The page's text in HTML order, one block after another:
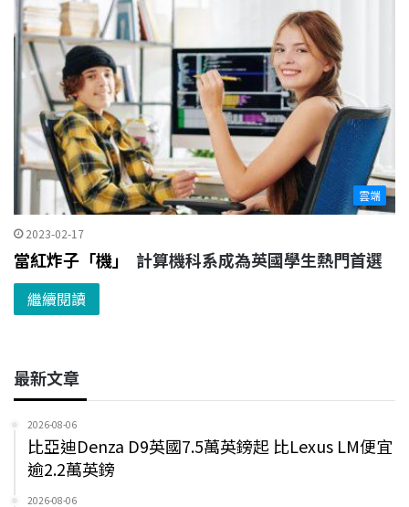
雲端
2023-02-17
當紅炸子「機」 計算機科系成為英國學生熱門首選
繼續閱讀
最新文章
2026-08-06
比亞迪Denza D9英國7.5萬英鎊起 比Lexus LM便宜
逾2.2萬英鎊
2026-08-06